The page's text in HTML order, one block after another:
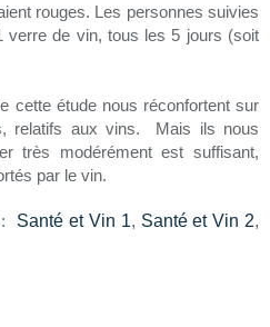
rouges. Les personnes suivies
verre de vin, tous les 5 jours (soit
cette étude nous réconfortent sur
relatifs aux vins. Mais ils nous
très modérément est suffisant,
par le vin.
Santé et Vin 1, Santé et Vin 2,